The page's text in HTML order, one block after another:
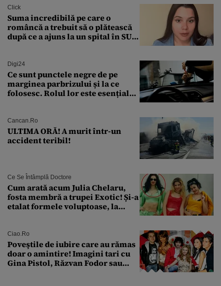
Click
Suma incredibilă pe care o
româncă a trebuit să o plătească
după ce a ajuns la un spital în SUA:
Digi24
Ce sunt punctele negre de pe
marginea parbrizului și la ce
folosesc. Rolul lor este esențial
Cancan.ro
ULTIMA ORĂ! A murit într-un
accident teribil!
Ce Se Întâmplă Doctore
Cum arată acum Julia Chelaru,
fosta membră a trupei Exotic! Și-a
etalat formele voluptoase, la
Ciao.ro
Poveştile de iubire care au rămas
doar o amintire! Imagini tari cu
Gina Pistol, Răzvan Fodor sau